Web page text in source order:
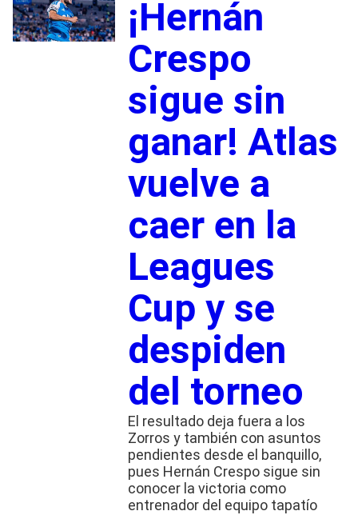
¡Hernán
Crespo
sigue sin
ganar! Atlas
vuelve a
caer en la
Leagues
Cup y se
despiden
del torneo
El resultado deja fuera a los
Zorros y también con asuntos
pendientes desde el banquillo,
pues Hernán Crespo sigue sin
conocer la victoria como
entrenador del equipo tapatío